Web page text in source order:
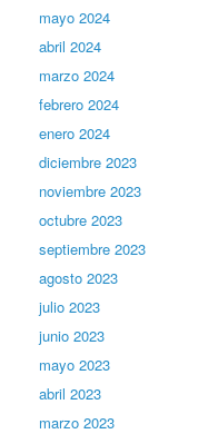
mayo 2024
abril 2024
marzo 2024
febrero 2024
enero 2024
diciembre 2023
noviembre 2023
octubre 2023
septiembre 2023
agosto 2023
julio 2023
junio 2023
mayo 2023
abril 2023
marzo 2023